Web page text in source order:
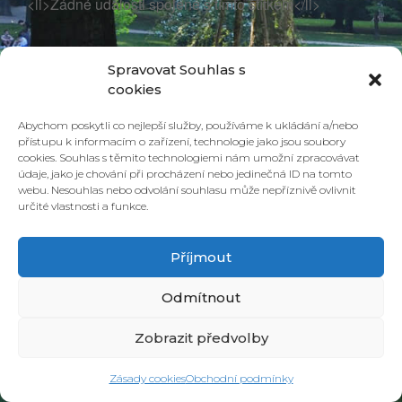
Spravovat Souhlas s
cookies
Abychom poskytli co nejlepší služby, používáme k ukládání a/nebo
přístupu k informacím o zařízení, technologie jako jsou soubory
cookies. Souhlas s těmito technologiemi nám umožní zpracovávat
údaje, jako je chování při procházení nebo jedinečná ID na tomto
webu. Nesouhlas nebo odvolání souhlasu může nepříznivě ovlivnit
určité vlastnosti a funkce.
Příjmout
Odmítnout
Zobrazit předvolby
Zásady cookiesObchodní podmínky
© 2026 PONAVA CAFÉ & RESTAURANT |